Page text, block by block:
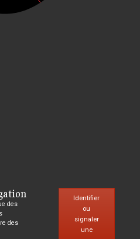
des
des
Identifier
ou
signaler
une